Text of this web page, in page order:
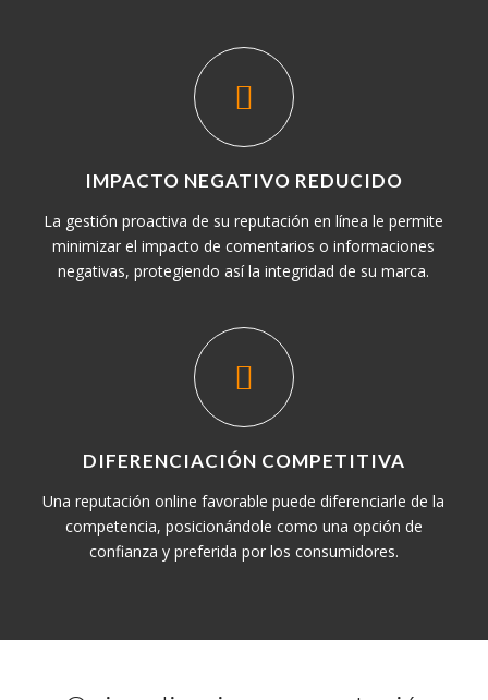
IMPACTO NEGATIVO REDUCIDO
La gestión proactiva de su reputación en línea le permite
minimizar el impacto de comentarios o informaciones
negativas, protegiendo así la integridad de su marca.
DIFERENCIACIÓN COMPETITIVA
Una reputación online favorable puede diferenciarle de la
competencia, posicionándole como una opción de
confianza y preferida por los consumidores.